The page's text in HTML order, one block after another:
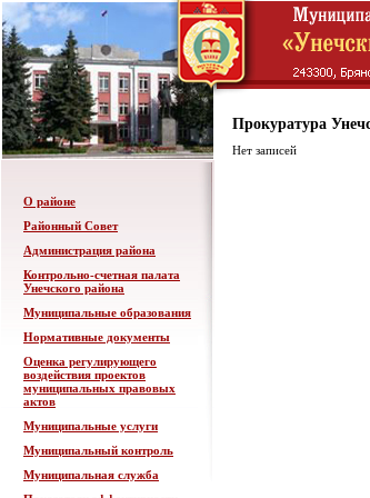
О районе
Районный Совет
Администрация района
Контрольно-счетная палата
Унечского района
Муниципальные образования
Нормативные документы
Оценка регулирующего
воздействия проектов
муниципальных правовых
актов
Муниципальные услуги
Муниципальный контроль
Муниципальная служба
Прокуратура
Нет записей